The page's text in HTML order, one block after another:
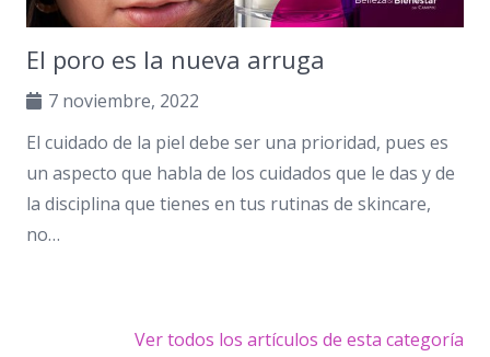
El poro es la nueva arruga
7 noviembre, 2022
El cuidado de la piel debe ser una prioridad, pues es
un aspecto que habla de los cuidados que le das y de
la disciplina que tienes en tus rutinas de skincare,
no…
Ver todos los artículos de esta categoría